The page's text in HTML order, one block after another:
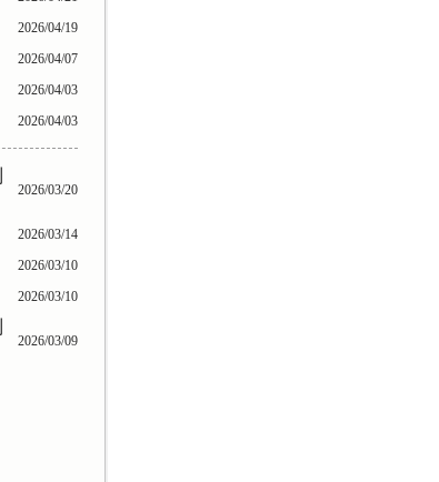
2026/04/19
2026/04/07
2026/04/03
2026/04/03
2026/03/20
2026/03/14
2026/03/10
2026/03/10
2026/03/09